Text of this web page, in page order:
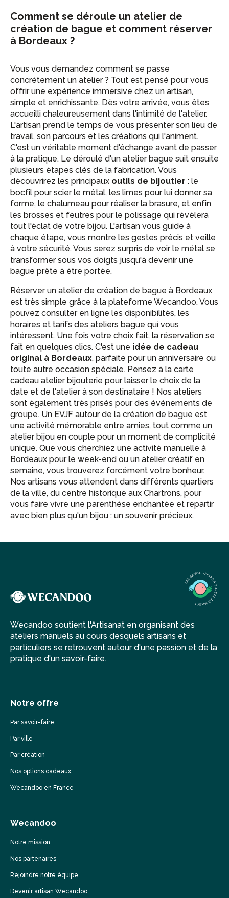
Comment se déroule un atelier de
création de bague et comment réserver
à Bordeaux ?
Vous vous demandez comment se passe
concrètement un atelier ? Tout est pensé pour vous
offrir une expérience immersive chez un artisan,
simple et enrichissante. Dès votre arrivée, vous êtes
accueilli chaleureusement dans l'intimité de l'atelier.
L'artisan prend le temps de vous présenter son lieu de
travail, son parcours et les créations qui l'animent.
C'est un véritable moment d'échange avant de passer
à la pratique. Le déroulé d'un atelier bague suit ensuite
plusieurs étapes clés de la fabrication. Vous
découvrirez les principaux outils de bijoutier : le
bocfil pour scier le métal, les limes pour lui donner sa
forme, le chalumeau pour réaliser la brasure, et enfin
les brosses et feutres pour le polissage qui révélera
tout l'éclat de votre bijou. L'artisan vous guide à
chaque étape, vous montre les gestes précis et veille
à votre sécurité. Vous serez surpris de voir le métal se
transformer sous vos doigts jusqu'à devenir une
bague prête à être portée.
Réserver un atelier de création de bague à Bordeaux
est très simple grâce à la plateforme Wecandoo. Vous
pouvez consulter en ligne les disponibilités, les
horaires et tarifs des ateliers bague qui vous
intéressent. Une fois votre choix fait, la réservation se
fait en quelques clics. C'est une idée de cadeau
original à Bordeaux, parfaite pour un anniversaire ou
toute autre occasion spéciale. Pensez à la carte
cadeau atelier bijouterie pour laisser le choix de la
date et de l'atelier à son destinataire ! Nos ateliers
sont également très prisés pour des événements de
groupe. Un EVJF autour de la création de bague est
une activité mémorable entre amies, tout comme un
atelier bijou en couple pour un moment de complicité
unique. Que vous cherchiez une activité manuelle à
Bordeaux pour le week-end ou un atelier créatif en
semaine, vous trouverez forcément votre bonheur.
Nos artisans vous attendent dans différents quartiers
de la ville, du centre historique aux Chartrons, pour
vous faire vivre une parenthèse enchantée et repartir
avec bien plus qu'un bijou : un souvenir précieux.
Wecandoo soutient l'Artisanat en organisant des
ateliers manuels au cours desquels artisans et
particuliers se retrouvent autour d'une passion et de la
pratique d'un savoir-faire.
Notre offre
Par savoir-faire
Par ville
Par création
Nos options cadeaux
Wecandoo en France
Wecandoo
Notre mission
Nos partenaires
Rejoindre notre équipe
Devenir artisan Wecandoo